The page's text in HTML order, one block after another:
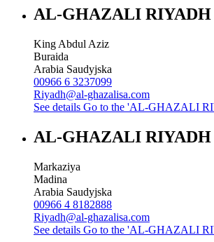
AL-GHAZALI RIYADH
King Abdul Aziz
Buraida
Arabia Saudyjska
00966 6 3237099
Riyadh@al-ghazalisa.com
See details Go to the 'AL-GHAZALI
AL-GHAZALI RIYADH
Markaziya
Madina
Arabia Saudyjska
00966 4 8182888
Riyadh@al-ghazalisa.com
See details Go to the 'AL-GHAZALI